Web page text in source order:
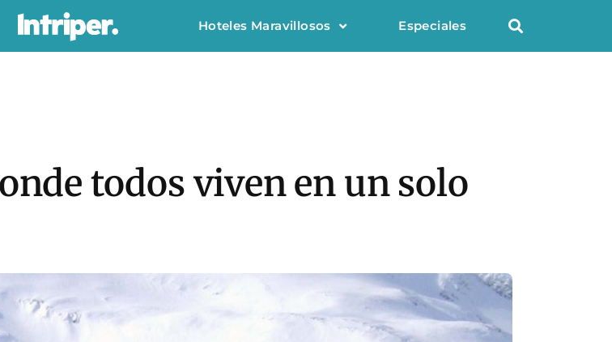
Hoteles Maravillosos Especiales
todos viven en un solo